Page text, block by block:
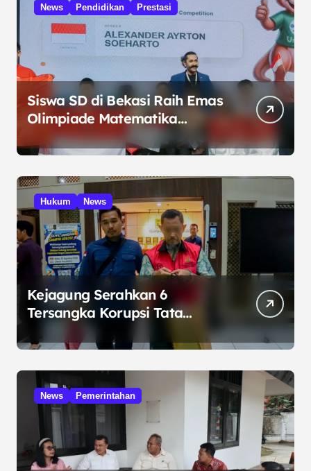
News Pendidikan Prestasi
Siswa SD di Bekasi Raih Emas
Olimpiade Matematika
Internasional di Malaysia
Hukum News
Kejagung Serahkan 6
Tersangka Korupsi Tata
Kelola Minyak ke Penuntut
Umum
News Pemerintahan